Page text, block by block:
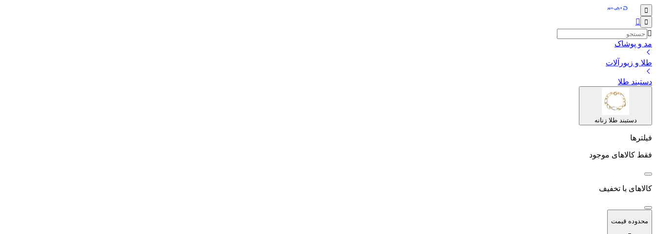
مد و پوشاک
طلا و زیورآلات
دستبند طلا
دستبند طلا زنانه
فیلترها
فقط کالاهای موجود
کالاهای با تخفیف
محدوده قیمت